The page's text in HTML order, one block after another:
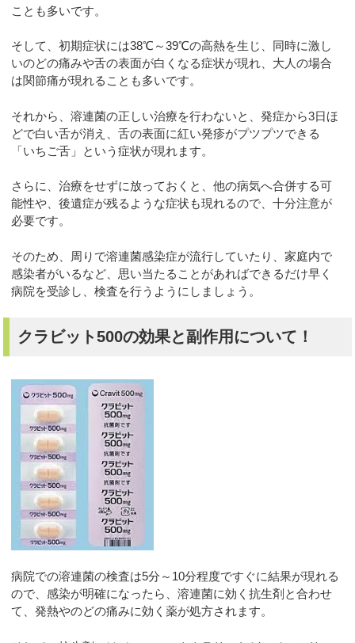
ことも多いです。
そして、初期症状には38℃～39℃の高熱を生じ、同時に激し
いのどの痛みや舌の表面が白くなる症状が現れ、大人の場合
は関節痛が現れることも多いです。
それから、溶連菌の正しい治療を行わないと、発症から3日ほ
どで白い舌が消え、舌の表面に紅い発疹がプツプツできる
「いちご舌」という症状が現れます。
さらに、治療をせずに放っておくと、他の病気へ合併する可
能性や、後遺症が残るような症状も現れるので、十分注意が
必要です。
そのため、周りで溶連菌感染症が流行していたり、家庭内で
感染者がいるなど、思い当たることがあればできるだけ早く
病院を受診し、検査を行うようにしましょう。
クラビット500の効果と副作用について！
病院での溶連菌の検査は5分～10分程度ですぐに結果が現れる
ので、感染が明確になったら、溶連菌に効く抗生剤と合わせ
て、発熱やのどの痛みに効く薬が処方されます。